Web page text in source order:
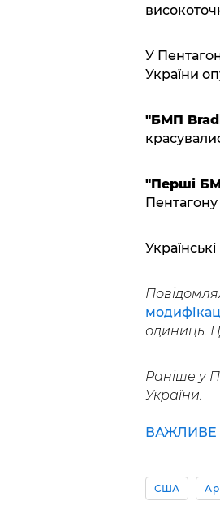
У
України
"БМП
"Перші
одиниць.
Раніше у
України.
ВАЖЛИВЕ
США